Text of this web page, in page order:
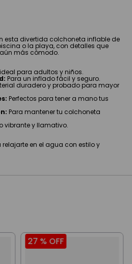
esta divertida colchoneta inflable de
o la playa, con detalles que
más cómodo.
ideal para adultos y niños.
Para un inflado fácil y seguro.
duradero y probado para mayor
Perfectos para tener a mano tus
Para mantener tu colchoneta
vibrante y llamativo.
en el agua con estilo y
27 % OFF